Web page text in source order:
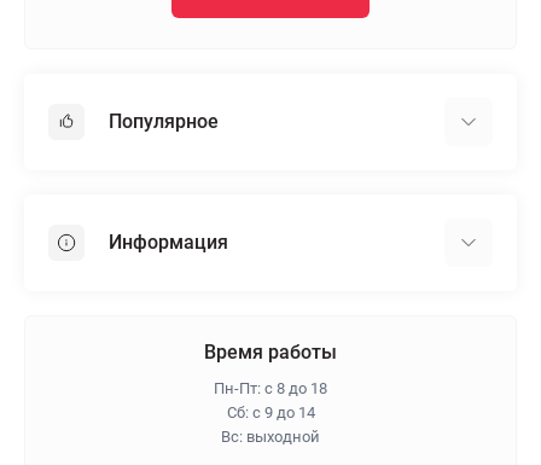
Популярное
Пенопласт
Информация
Время работы
Пн-Пт: с 8 до 18
Сб: с 9 до 14
Вс: выходной